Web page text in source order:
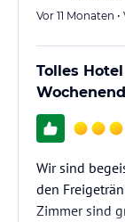
Vor 11 Monaten
Tolles
Wir sind
den
Zimmer sind